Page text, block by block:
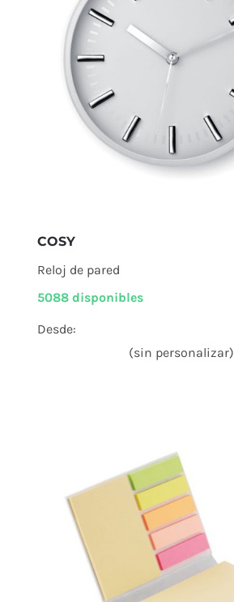
COSY
Reloj de pared
5088 disponibles
Desde:
(sin personalizar)